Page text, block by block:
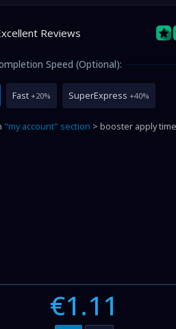
Reviews
Speed (Optional):
Fast +20% SuperExpress +40%
"my account" section > booster apply time
€1.11